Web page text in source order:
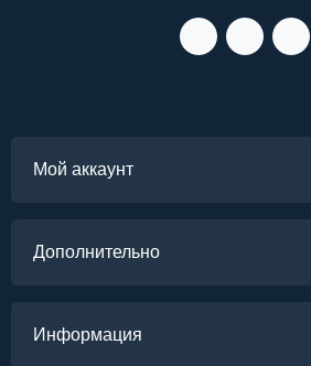
Мой аккаунт
Дополнительно
Информация